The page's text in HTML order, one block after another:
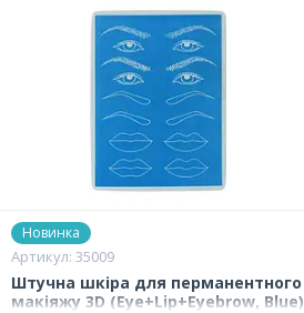
Новинка
35009
Штучна шкіра для перманентного
макіяжу 3D (Eye+Lip+Eyebrow, Blue)